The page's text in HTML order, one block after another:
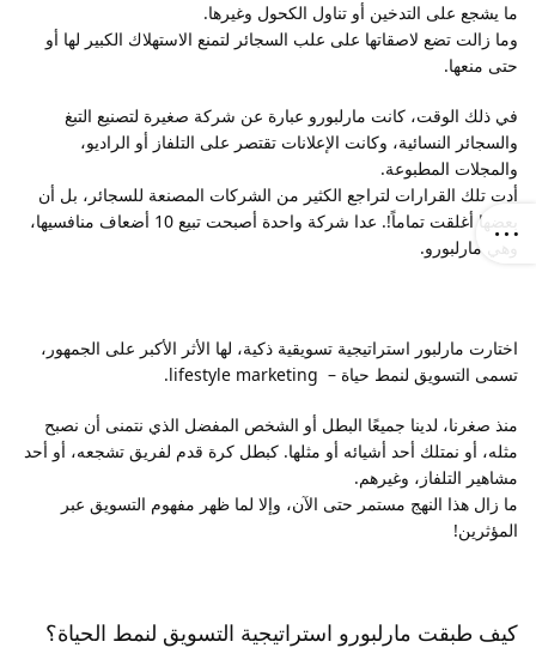
ما يشجع على التدخين أو تناول الكحول وغيرها.
وما زالت تضع لاصقاتها على علب السجائر لتمنع الاستهلاك الكبير لها أو
حتى منعها.
في ذلك الوقت، كانت مارلبورو عبارة عن شركة صغيرة لتصنيع التبغ
والسجائر النسائية، وكانت الإعلانات تقتصر على التلفاز أو الراديو،
والمجلات المطبوعة.
أدت تلك القرارات لتراجع الكثير من الشركات المصنعة للسجائر، بل أن
بعضها أغلقت تماماً!. عدا شركة واحدة أصبحت تبيع 10 أضعاف منافسيها،
وهي مارلبورو.
اختارت مارلبور استراتيجية تسويقية ذكية، لها الأثر الأكبر على الجمهور،
تسمى التسويق لنمط حياة – lifestyle marketing.
منذ صغرنا، لدينا جميعًا البطل أو الشخص المفضل الذي نتمنى أن نصبح
مثله، أو نمتلك أحد أشيائه أو مثلها. كبطل كرة قدم لفريق تشجعه، أو أحد
مشاهير التلفاز، وغيرهم.
ما زال هذا النهج مستمر حتى الآن، وإلا لما ظهر مفهوم التسويق عبر
المؤثرين!
كيف طبقت مارلبورو استراتيجية التسويق لنمط الحياة؟